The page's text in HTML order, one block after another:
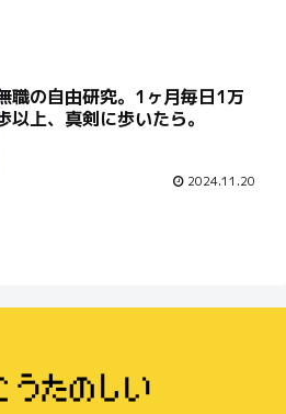
職の自由研究。1ヶ月毎日1万
以上、真剣に歩いたら。
2024.11.20